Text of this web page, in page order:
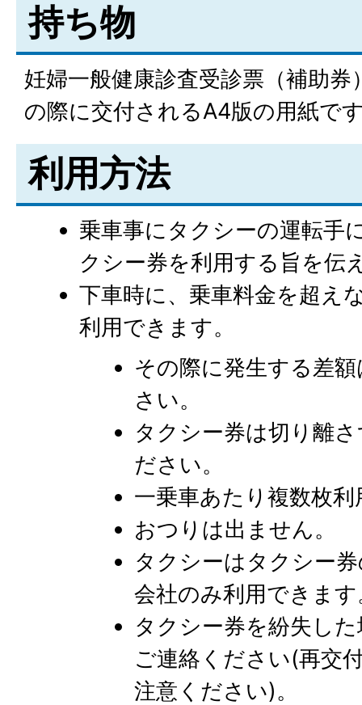
持ち物
妊婦一般健康診査受診票（補助
の際に交付されるA4版の用紙で
利用方法
乗車事にタクシーの運転手
クシー券を利用する旨を伝
下車時に、乗車料金を超え
利用できます。
その際に発生する差
さい。
タクシー券は切り離
ださい。
一乗車あたり複数枚
おつりは出ません。
タクシーはタクシー
会社のみ利用できます
タクシー券を紛失し
ご連絡ください(再交
注意ください)。